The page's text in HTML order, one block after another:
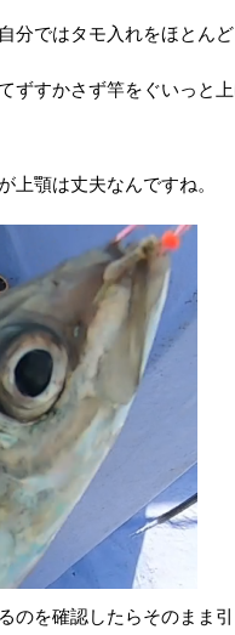
ではタモ入れをほとんど
ずすかさず竿をぐいっと
上顎は丈夫なんですね。
を確認したらそのまま引